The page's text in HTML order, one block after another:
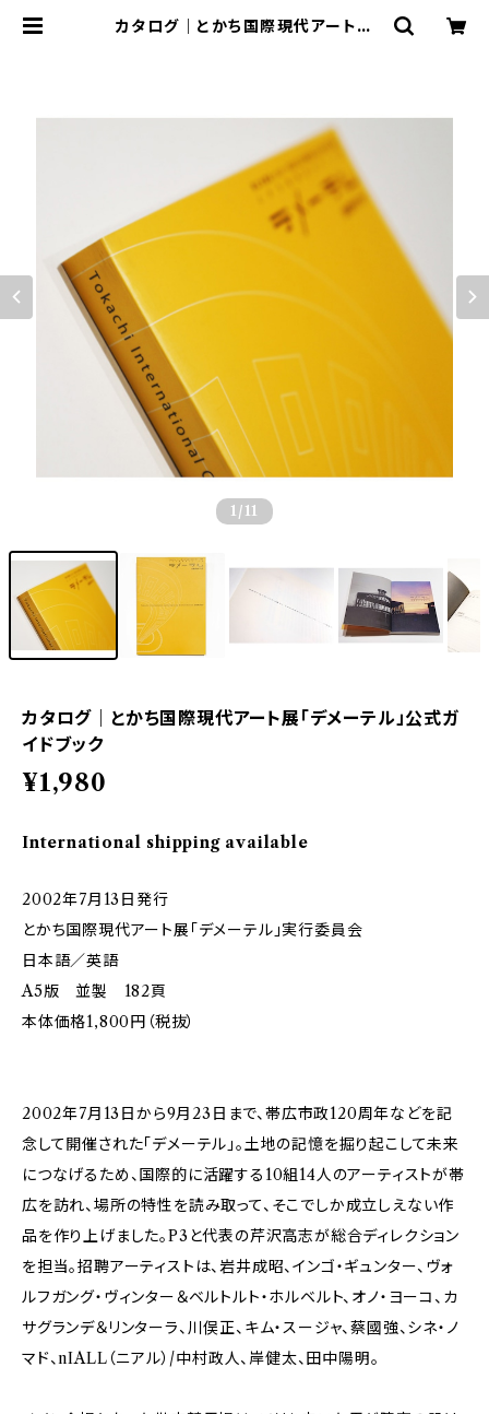
カタログ｜とかち国際現代アート展
1 /11
カタログ｜とかち国際現代アート展「デメーテル」公式ガ
イドブック
¥1,980
International shipping available
2002年7月13日発行
とかち国際現代アート展「デメーテル」実行委員会
日本語／英語
A5版 並製 182頁
本体価格1,800円（税抜）
2002年7月13日から9月23日まで、帯広市政120周年などを記
念して開催された「デメーテル」。土地の記憶を掘り起こして未来
につなげるため、国際的に活躍する10組14人のアーティストが帯
広を訪れ、場所の特性を読み取って、そこでしか成立しえない作
品を作り上げました。P3と代表の芹沢高志が総合ディレクション
を担当。招聘アーティストは、岩井成昭、インゴ・ギュンター、ヴォ
ルフガング・ヴィンター＆ベルトルト・ホルベルト、オノ・ヨーコ、カ
サグランデ＆リンターラ、川俣正、キム・スージャ、蔡國強、シネ・ノ
マド、nIALL（ニアル）/中村政人、岸健太、田中陽明。